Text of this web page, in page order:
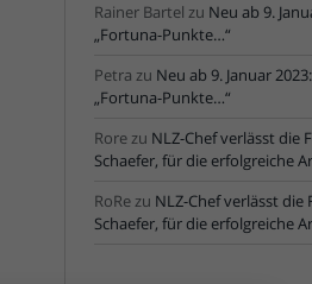
Rainer Bartel zu Neu ab 9.
„Fortuna-Punkte…“
Petra zu Neu ab 9. Januar
„Fortuna-Punkte…“
Rorezu NLZ-Chef verlässt die
Schaefer, für die erfolgreiche
RoRezu NLZ-Chef verlässt
Schaefer, für die erfolgreiche